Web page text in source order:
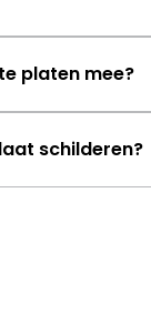
platen mee?
schilderen?